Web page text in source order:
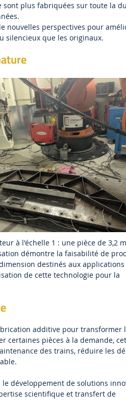
plus fabriquées sur toute la
nouvelles perspectives pour
silencieux que les originaux.
à l'échelle 1 : une pièce de 3,2
démontre la faisabilité de
destinés aux applications
de cette technologie pour la
additive pour transformer
certaines pièces à la demande,
des trains, réduire les
développement de solutions
scientifique et transfert de